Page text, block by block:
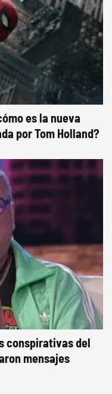
es la nueva
por Tom Holland?
conspirativas del
mensajes